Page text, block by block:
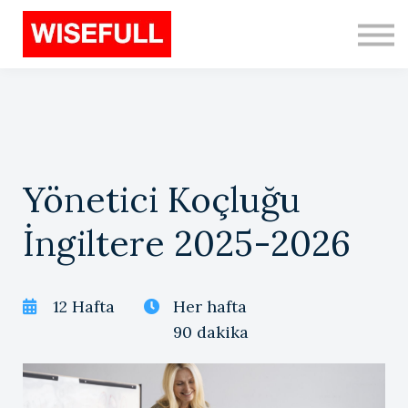
Programs (EN)
Yönetici Koçluğu
İngiltere 2025-2026
12 Hafta
Her hafta
90 dakika